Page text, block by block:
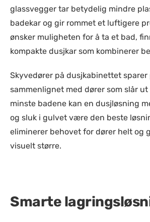
glassvegger tar betydelig mindre
badekar og gir rommet et luftigere
ønsker muligheten for å ta et bad,
kompakte dusjkar som kombinerer
Skyvedører på dusjkabinettet sparer
sammenlignet med dører som slår ut
minste badene kan en dusjløsning
og sluk i gulvet være den beste
eliminerer behovet for dører helt og
visuelt større.
Smarte